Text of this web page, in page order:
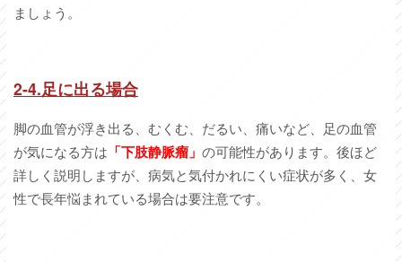
ましょう。
2-4.足に出る場合
脚の血管が浮き出る、むくむ、だるい、痛いなど、足の血管
が気になる方は 「下肢静脈瘤」 の可能性があります。後ほど
詳しく説明しますが、病気と気付かれにくい症状が多く、女
性で長年悩まれている場合は要注意です。